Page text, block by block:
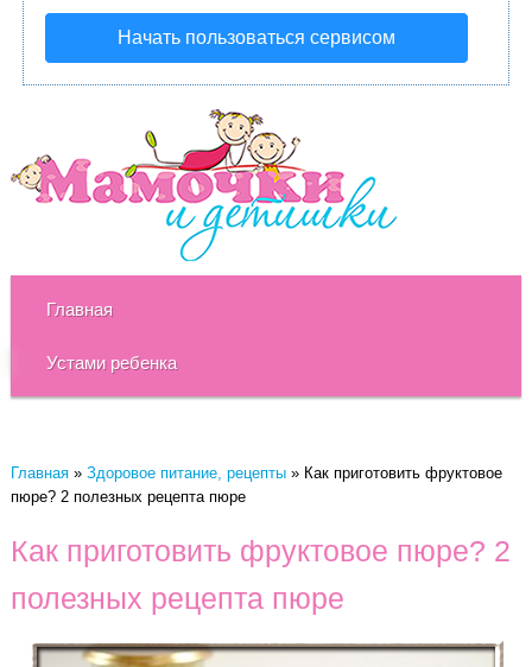
Начать пользоваться сервисом
Главная
Устами ребенка
Главная» Здоровое питание, рецепты» Как приготовить фруктовое
пюре? 2 полезных рецепта пюре
Как приготовить фруктовое пюре? 2
полезных рецепта пюре